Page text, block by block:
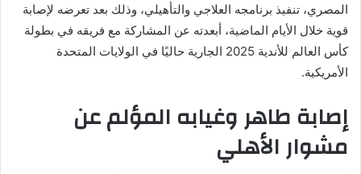
المصري، تنفيذ برنامجه العلاجي والتأهيلي، وذلك بعد تعرضه لإصابة
قوية خلال الأيام الماضية، أبعدته عن المشاركة مع فريقه في بطولة
كأس العالم للأندية 2025 الجارية حاليًا في الولايات المتحدة
الأمريكية.
إصابة طاهر وغيابه المؤلم عن
مشوار الأهلي